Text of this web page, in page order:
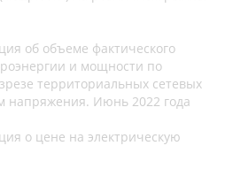
об объеме фактического
и мощности по
территориальных сетевых
напряжения. Июнь 2022 года
о цене на электрическую